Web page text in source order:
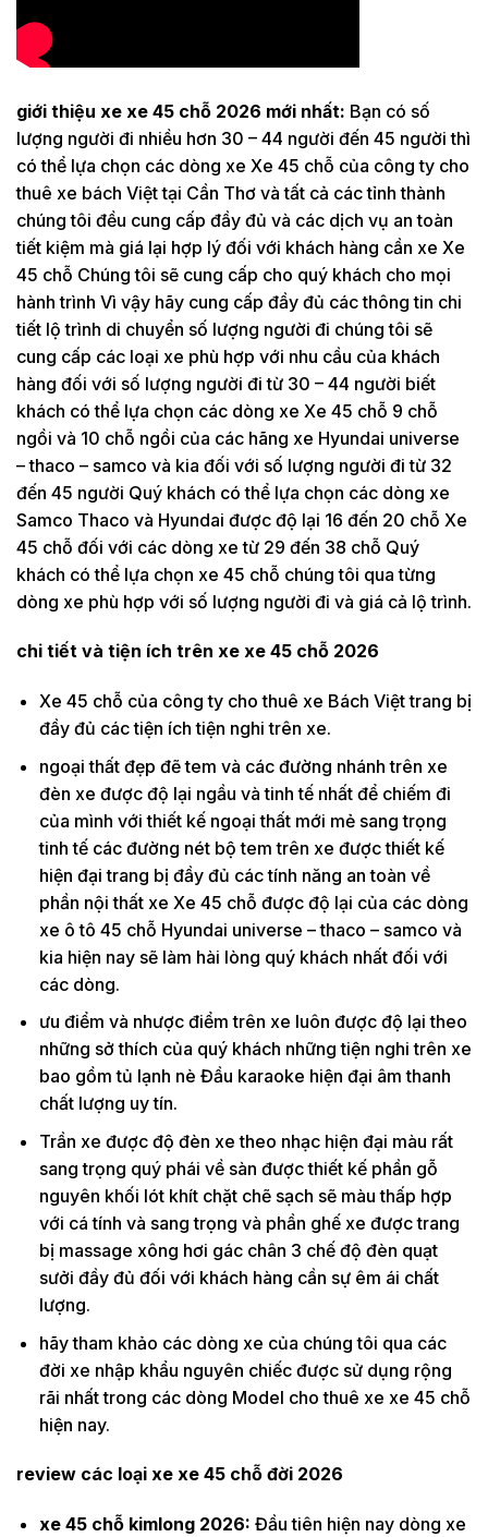
giới thiệu xe xe 45 chỗ 2026 mới nhất: Bạn có số
lượng người đi nhiều hơn 30 – 44 người đến 45 người thì
có thể lựa chọn các dòng xe Xe 45 chỗ của công ty cho
thuê xe bách Việt tại Cần Thơ và tất cả các tỉnh thành
chúng tôi đều cung cấp đầy đủ và các dịch vụ an toàn
tiết kiệm mà giá lại hợp lý đối với khách hàng cần xe Xe
45 chỗ Chúng tôi sẽ cung cấp cho quý khách cho mọi
hành trình Vì vậy hãy cung cấp đầy đủ các thông tin chi
tiết lộ trình di chuyển số lượng người đi chúng tôi sẽ
cung cấp các loại xe phù hợp với nhu cầu của khách
hàng đối với số lượng người đi từ 30 – 44 người biết
khách có thể lựa chọn các dòng xe Xe 45 chỗ 9 chỗ
ngồi và 10 chỗ ngồi của các hãng xe Hyundai universe
– thaco – samco và kia đối với số lượng người đi từ 32
đến 45 người Quý khách có thể lựa chọn các dòng xe
Samco Thaco và Hyundai được độ lại 16 đến 20 chỗ Xe
45 chỗ đối với các dòng xe từ 29 đến 38 chỗ Quý
khách có thể lựa chọn xe 45 chỗ chúng tôi qua từng
dòng xe phù hợp với số lượng người đi và giá cả lộ trình.
chi tiết và tiện ích trên xe xe 45 chỗ 2026
Xe 45 chỗ của công ty cho thuê xe Bách Việt trang bị
đầy đủ các tiện ích tiện nghi trên xe.
ngoại thất đẹp đẽ tem và các đường nhánh trên xe
đèn xe được độ lại ngầu và tinh tế nhất để chiếm đi
của mình với thiết kế ngoại thất mới mẻ sang trọng
tinh tế các đường nét bộ tem trên xe được thiết kế
hiện đại trang bị đầy đủ các tính năng an toàn về
phần nội thất xe Xe 45 chỗ được độ lại của các dòng
xe ô tô 45 chỗ Hyundai universe – thaco – samco và
kia hiện nay sẽ làm hài lòng quý khách nhất đối với
các dòng.
ưu điểm và nhược điểm trên xe luôn được độ lại theo
những sở thích của quý khách những tiện nghi trên xe
bao gồm tủ lạnh nè Đầu karaoke hiện đại âm thanh
chất lượng uy tín.
Trần xe được độ đèn xe theo nhạc hiện đại màu rất
sang trọng quý phái về sàn được thiết kế phần gỗ
nguyên khối lót khít chặt chẽ sạch sẽ màu thấp hợp
với cá tính và sang trọng và phần ghế xe được trang
bị massage xông hơi gác chân 3 chế độ đèn quạt
sưởi đầy đủ đối với khách hàng cần sự êm ái chất
lượng.
hãy tham khảo các dòng xe của chúng tôi qua các
đời xe nhập khẩu nguyên chiếc được sử dụng rộng
rãi nhất trong các dòng Model cho thuê xe xe 45 chỗ
hiện nay.
review các loại xe xe 45 chỗ đời 2026
xe 45 chỗ kimlong 2026: Đầu tiên hiện nay dòng xe